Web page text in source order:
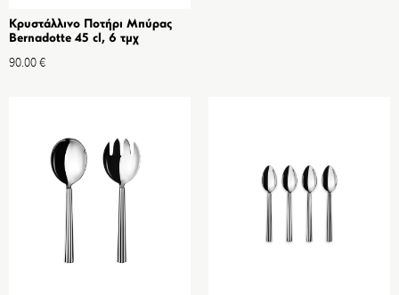
Κρυστάλλινο Ποτήρι Μπύρας
Bernadotte 45 cl, 6 τμχ
90.00€